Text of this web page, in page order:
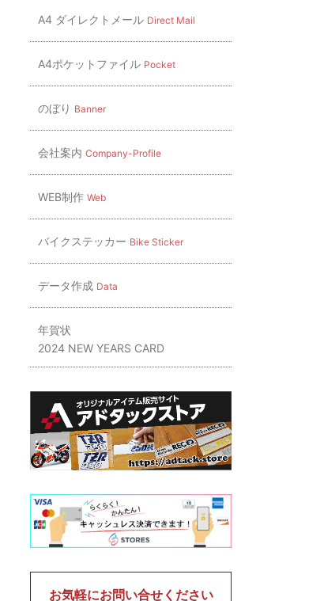
A4 ダイレクトメール Direct Mail
A4ポケットファイル Pocket
のぼり Banner
会社案内 Company-Profile
WEB制作 Web
バイクステッカー Bike Sticker
データ作成 Data
年賀状
2024 NEW YEARS CARD
お気軽にお問い合せください